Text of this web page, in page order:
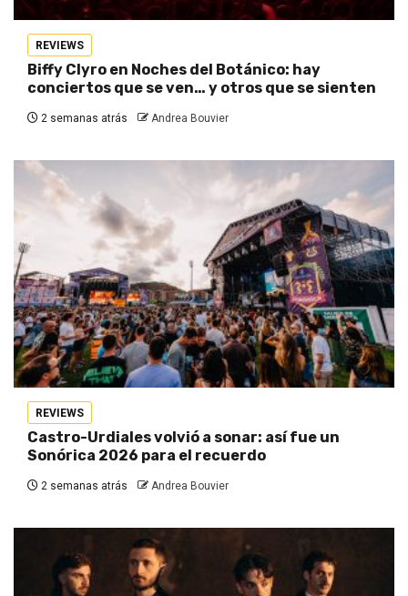
REVIEWS
Biffy Clyro en Noches del Botánico: hay
conciertos que se ven… y otros que se sienten
2 semanas atrás Andrea Bouvier
REVIEWS
Castro-Urdiales volvió a sonar: así fue un
Sonórica 2026 para el recuerdo
2 semanas atrás Andrea Bouvier